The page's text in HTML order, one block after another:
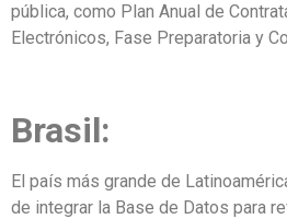
pública, como Plan Anual de
Electrónicos, Fase Preparatoria y
Brasil:
El país más grande de
de integrar la Base de Datos para